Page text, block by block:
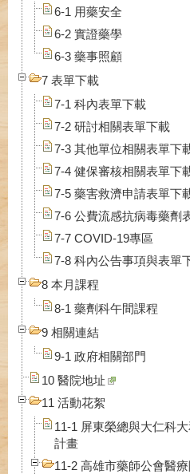
6-1 用藥安全
6-2 實證藥學
6-3 藥事照顧
7 表單下載
7-1 科內表單下載
7-2 研討相關表單下載
7-3 其他單位相關表單下
7-4 健保審核相關表單下
7-5 藥害救濟申請表單下
7-6 公費流感抗病毒藥劑
7-7 COVID-19專區
7-8 科內公告事項與表單
8 本月課程
8-1 藥劑科午間課程
9 相關連結
9-1 政府相關部門
10 醫院地址
11 活動花絮
11-1 屏東榮總與大仁科
計畫
11-2 高雄市藥師公會醫